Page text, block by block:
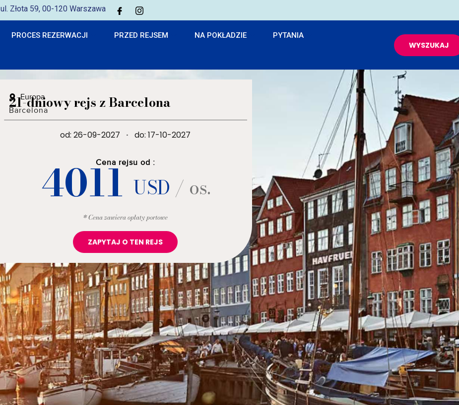
ul. Złota 59, 00-120 Warszawa
PROCES REZERWACJI PRZED REJSEM NA POKŁADZIE PYTANIA
WYSZUKAJ
Europa
21-dniowy rejs z Barcelona
Barcelona
od: 26-09-2027 · do: 17-10-2027
Cena rejsu od :
4011USD / os.
* Cena zawiera opłaty portowe
ZAPYTAJ O TEN REJS